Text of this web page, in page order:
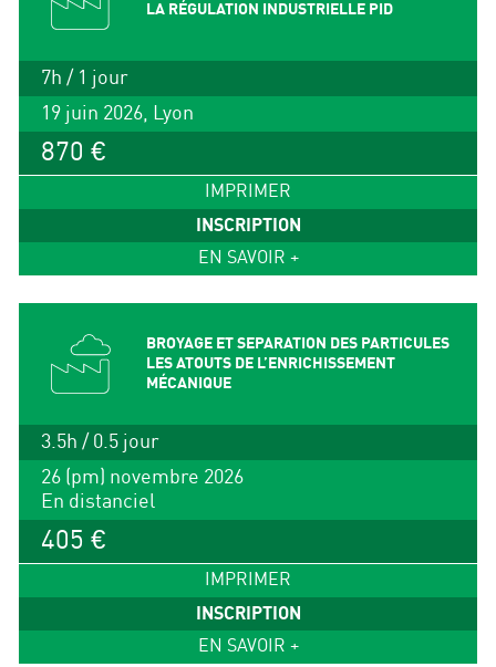
LA RÉGULATION INDUSTRIELLE PID
7h / 1 jour
19 juin 2026, Lyon
870 €
IMPRIMER
INSCRIPTION
EN SAVOIR +
BROYAGE ET SEPARATION DES PARTICULES
LES ATOUTS DE L’ENRICHISSEMENT
MÉCANIQUE
3.5h / 0.5 jour
26 (pm) novembre 2026
En distanciel
405 €
IMPRIMER
INSCRIPTION
EN SAVOIR +